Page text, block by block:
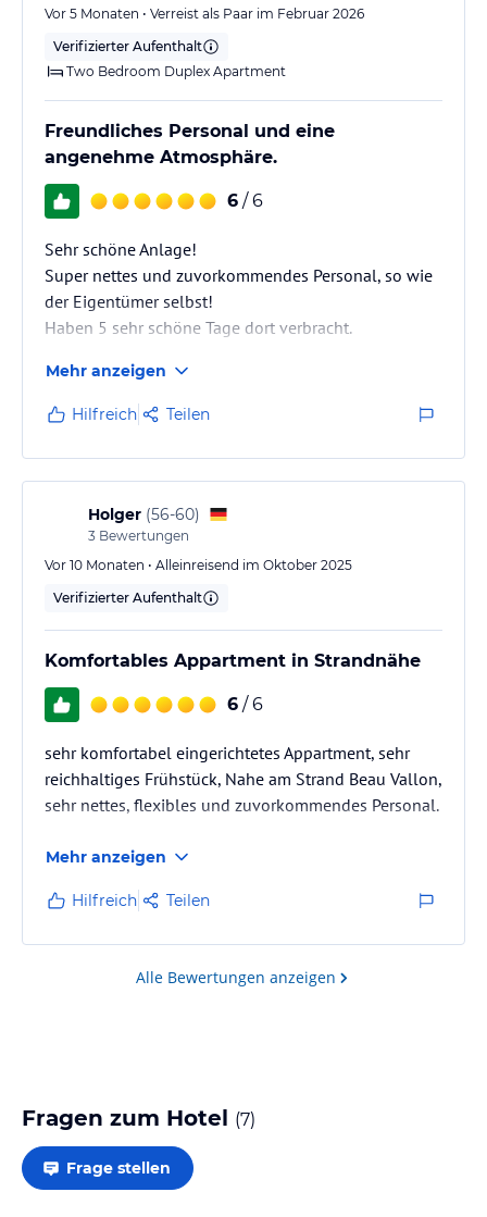
Vor 5 Monaten • Verreist als Paar im Februar 2026
Verifizierter Aufenthalt
Two Bedroom Duplex Apartment
Freundliches Personal und eine
angenehme Atmosphäre.
6 / 6
Sehr schöne Anlage!
Super nettes und zuvorkommendes Personal, so wie
der Eigentümer selbst!
Haben 5 sehr schöne Tage dort verbracht.
Mehr anzeigen
Hilfreich Teilen
Holger (56-60)
3 Bewertungen
Vor 10 Monaten • Alleinreisend im Oktober 2025
Verifizierter Aufenthalt
Komfortables Appartment in Strandnähe
6 / 6
sehr komfortabel eingerichtetes Appartment, sehr
reichhaltiges Frühstück, Nahe am Strand Beau Vallon,
sehr nettes, flexibles und zuvorkommendes Personal.
Mehr anzeigen
Hilfreich Teilen
Alle Bewertungen anzeigen
Fragen zum Hotel (7)
Frage stellen